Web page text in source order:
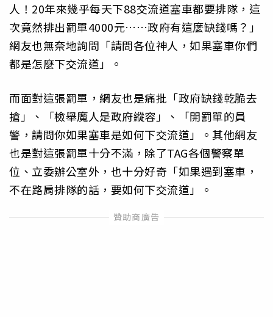
人！20年來幾乎每天下88交流道塞車都要排隊，這
次竟然排出罰單4000元……政府有這麼缺錢嗎？」
網友也無奈地詢問「請問各位神人，如果塞車你們
都是怎麼下交流道」。
而面對這張罰單，網友也是痛批「政府缺錢乾脆去
搶」、「檢舉魔人是政府縱容」、「開罰單的員
警，請問你如果塞車是如何下交流道」。其他網友
也是對這張罰單十分不滿，除了TAG各個警察單
位、立委辦公室外，也十分好奇「如果遇到塞車，
不在路肩排隊的話，要如何下交流道」。